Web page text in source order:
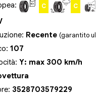
C C
Recente(garantito
107
Y: max 300 km/h
3528703579229